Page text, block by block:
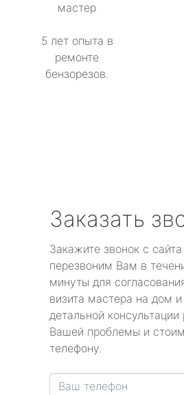
мастер
5 лет опыта в
ремонте
бензорезов.
Заказать
Закажите звонок с
перезвоним Вам в
минуты для
визита мастера на дом
детальной
Вашей проблемы и
телефону.